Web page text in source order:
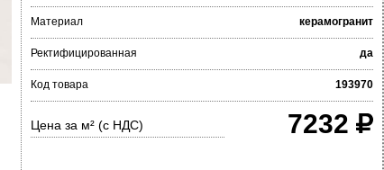
Материал керамогранит
Ректифицированная да
Код товара 193970
Цена за м² (с НДС) 7232